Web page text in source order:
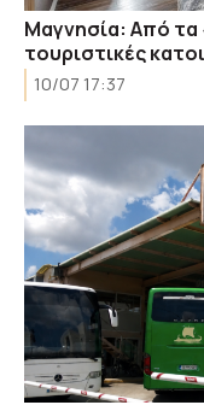
Μαγνησία: Από τα
τουριστικές
10/07 17:37